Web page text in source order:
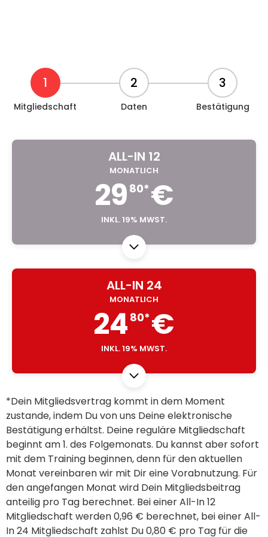
1
Mitgliedschaft
2
Daten
3
Bestätigung
ALL-IN 12
MONATLICH
29 80* €
INKL. 19% MWST.
ALL-IN 24
MONATLICH
24 80*€
INKL. 19% MWST.
*Dein Mitgliedsvertrag kommt in dem Moment
zustande, indem Du von uns Deine elektronische
Bestätigung erhältst. Deine reguläre Mitgliedschaft
beginnt am 1. des Folgemonats. Du kannst aber sofort
mit dem Training beginnen, denn für den aktuellen
Monat vereinbaren wir mit Dir eine Vorabnutzung. Für
den angefangen Monat wird Dein Mitgliedsbeitrag
anteilig pro Tag berechnet. Bei einer All-In 12
Mitgliedschaft werden 0,96 € berechnet, bei einer All-
In 24 Mitgliedschaft zahlst Du 0,80 € pro Tag für die